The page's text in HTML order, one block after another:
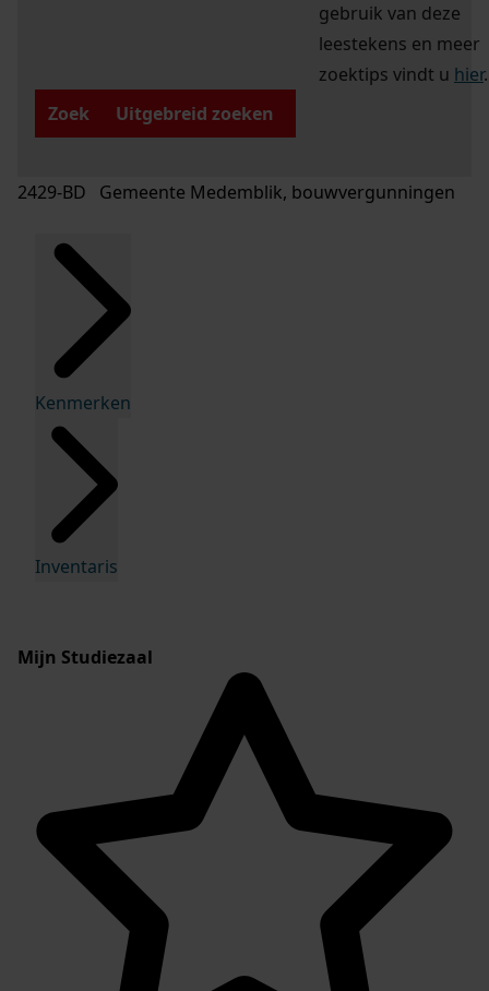
gebruik van deze
leestekens en meer
zoektips vindt u hier.
Zoek
Uitgebreid zoeken
2429-BD Gemeente Medemblik, bouwvergunningen
Kenmerken
Inventaris
Mijn Studiezaal